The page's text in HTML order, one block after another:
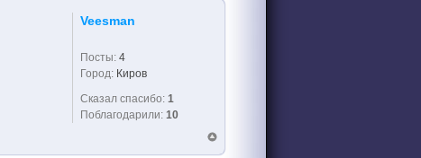
Veesman
Посты: 4
Город: Киров
Сказал спасибо: 1
Поблагодарили: 10